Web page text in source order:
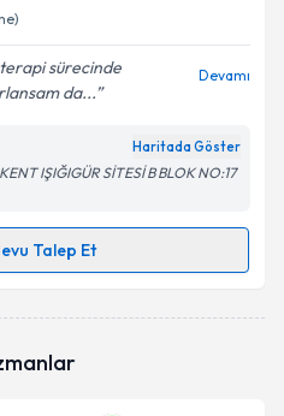
ilişkin
Aydınlatma
kişisel verilerimin belirtilen
Gönder
terapi sürecinde
da...
Devamı
Haritada Göster
IŞIĞIGÜR SİTESİ B BLOK NO:17
Talep Et
randevu almanız için bir